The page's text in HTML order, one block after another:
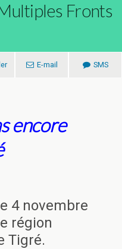
Fronts
E-mail SMS
encore
4 novembre
région
Tigré.